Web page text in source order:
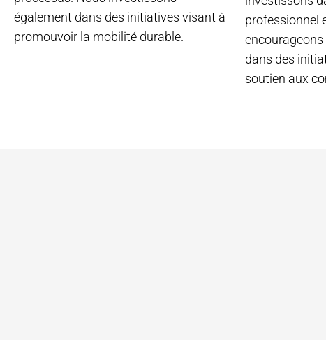
également dans des initiatives visant à
promouvoir la mobilité durable.
professionnel
dans des
soutien aux